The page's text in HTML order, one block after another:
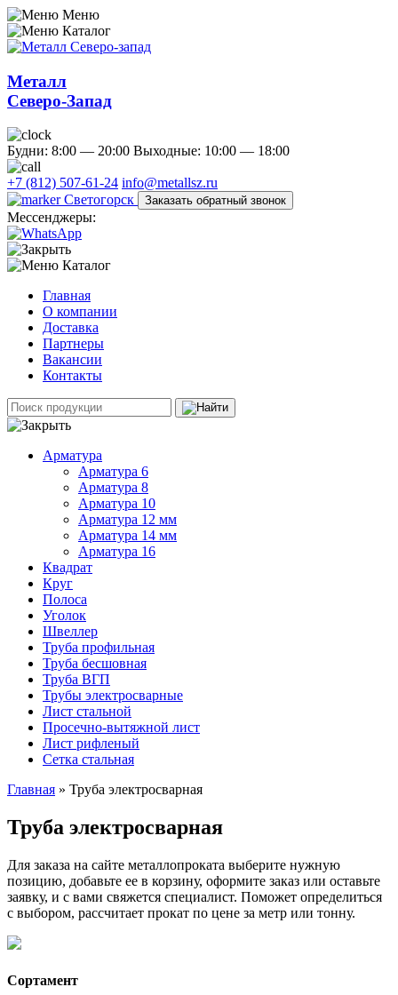
Меню
Каталог
Металл
Северо-Запад
Будни: 8:00 — 20:00 Выходные: 10:00 — 18:00
+7 (812) 507-61-24 info@metallsz.ru
Светогорск
Заказать обратный звонок
Мессенджеры:
Каталог
Главная
О компании
Доставка
Партнеры
Вакансии
Контакты
Арматура
Арматура 6
Арматура 8
Арматура 10
Арматура 12 мм
Арматура 14 мм
Арматура 16
Квадрат
Круг
Полоса
Уголок
Швеллер
Труба профильная
Труба бесшовная
Труба ВГП
Трубы электросварные
Лист стальной
Просечно-вытяжной лист
Лист рифленый
Сетка стальная
Главная » Труба электросварная
Труба электросварная
Для заказа на сайте металлопроката выберите нужную
позицию, добавьте ее в корзину, оформите заказ или оставьте
заявку, и с вами свяжется специалист. Поможет определиться
с выбором, рассчитает прокат по цене за метр или тонну.
Сортамент